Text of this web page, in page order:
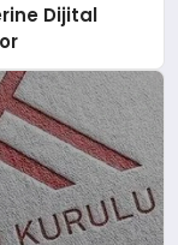
Dijital